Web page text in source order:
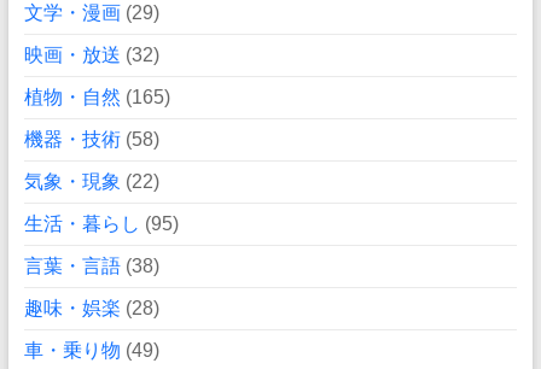
文学・漫画(29)
映画・放送 (32)
植物・自然 (165)
機器・技術(58)
気象・現象 (22)
生活・暮らし (95)
言葉・言語(38)
趣味・娯楽 (28)
車・乗り物 (49)